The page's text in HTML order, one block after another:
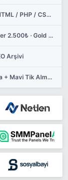
🔥 MODERN & YENİ NESİL WEB SİTE TASARIMI ⭐ HTML / PHP / CSS / JS ⭐ YÖNETİM PANELLİ ⭐ SABiT FİYAT
💼 GOOGLE ADS & META REKLAM YÖNETİMİ | Silver 2.500₺ · Gold 4.500₺ · Premium 7.500₺ /AY ✅ FATURALI
Arşivi
İçeriğe Gerek Duymadan⭐️Instagram Sayfa Kasma + Mavi Tik Alma Eğitimi ⭐